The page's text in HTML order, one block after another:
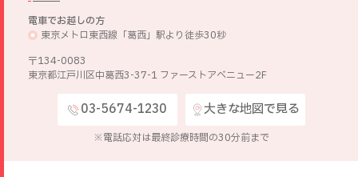
電車でお越しの方
東京メトロ東西線「葛西」駅より徒歩30秒
〒134-0083
東京都江戸川区中葛西3-37-1 ファーストアベニュー2F
03-5674-1230 大きな地図で見る
※電話応対は最終診療時間の30分前まで